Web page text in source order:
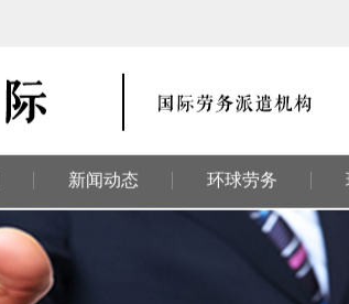
新闻动态 环球劳务